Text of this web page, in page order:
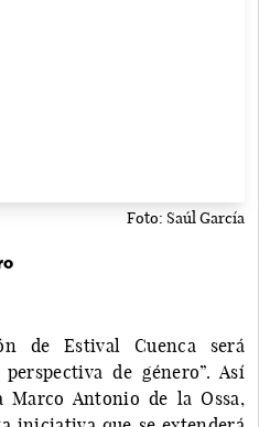
Foto: Saúl García
de Estival Cuenca será
de género”. Así
Marco Antonio de la Ossa,